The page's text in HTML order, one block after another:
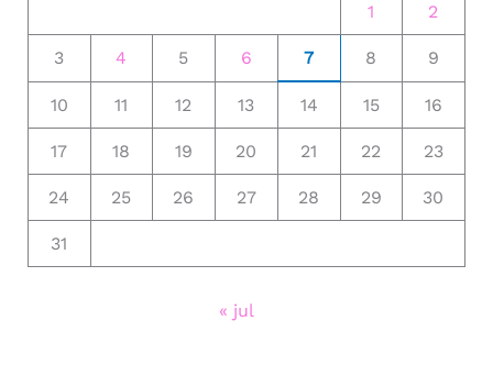
1 2
3 4 5 6 7 8 9
10 11 12 13 14 15 16
17 18 19 20 21 22 23
24 25 26 27 28 29 30
31
« jul